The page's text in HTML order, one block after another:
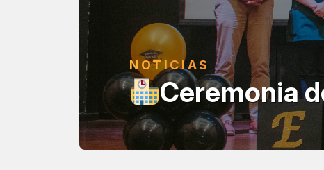
NOTICIAS
Ceremonia